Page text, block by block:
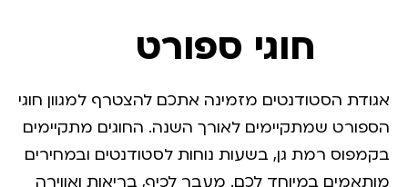
חוגי ספורט
אגודת הסטודנטים מזמינה אתכם להצטרף למגוון חוגי
הספורט שמתקיימים לאורך השנה. החוגים מתקיימים
בקמפוס רמת גן, בשעות נוחות לסטודנטים ובמחירים
מותאמים במיוחד לכם. מעבר לכיף, בריאות ואווירה